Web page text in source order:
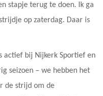
stapje terug te doen. Ik ga
op zaterdag. Daar is
actief bij Nijkerk Sportief en
seizoen – we hebben het
de strijd om de